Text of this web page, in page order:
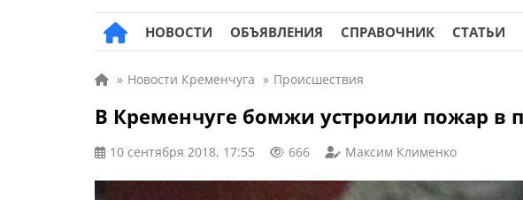
НОВОСТИ ОБЪЯВЛЕНИЯ СПРАВОЧНИК СТАТЬИ
» Новости Кременчуга » Происшествия
В Кременчуге бомжи устроили пожар в
10 сентября 2018, 17:55 666 Максим Клименко